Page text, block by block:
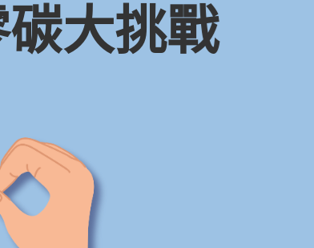
大挑戰